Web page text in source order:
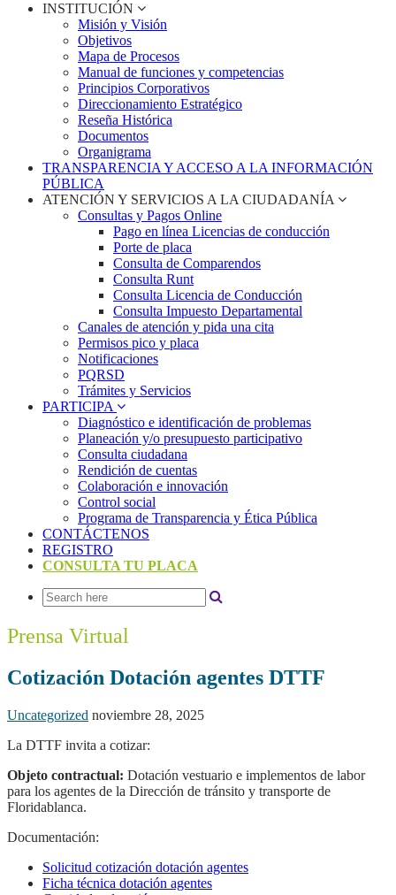
INSTITUCIÓN
Misión y Visión
Objetivos
Mapa de Procesos
Manual de funciones y competencias
Principios Corporativos
Direccionamiento Estratégico
Reseña Histórica
Documentos
Organigrama
TRANSPARENCIA Y ACCESO A LA INFORMACIÓN
PÚBLICA
ATENCIÓN Y SERVICIOS A LA CIUDADANÍA
Consultas y Pagos Online
Pago en línea Licencias de conducción
Porte de placa
Consulta de Comparendos
Consulta Runt
Consulta Licencia de Conducción
Consulta Impuesto Departamental
Canales de atención y pida una cita
Permisos pico y placa
Notificaciones
PQRSD
Trámites y Servicios
PARTICIPA
Diagnóstico e identificación de problemas
Planeación y/o presupuesto participativo​
Consulta ciudadana
Rendición de cuentas
Colaboración e innovación
Control social
Programa de Transparencia y Ética Pública
CONTÁCTENOS
REGISTRO
CONSULTA TU PLACA
Prensa Virtual
Cotización Dotación agentes DTTF
Uncategorized noviembre 28, 2025
La DTTF invita a cotizar:
Objeto contractual: Dotación vestuario e implementos de labor
para los agentes de la Dirección de tránsito y transporte de
Floridablanca.
Documentación:
Solicitud cotización dotación agentes
Ficha técnica dotación agentes